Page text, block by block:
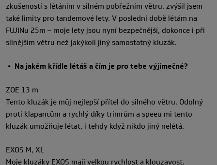
zkušeností s létáním v silném pobřežním větru, zvýšil jsem
také limity pro tandemové lety. V poslední době létám na
FUJINu 25m – moje lety jsou nyní bezpečnější, dokonce i při
silnějším větru než jakýkoli jiný samostatný kluzák.
• Na jakém křídle létáš a čím je pro tebe výjimečné?
ZOE 13 m
Tento kluzák je můj nejlepší přítel do silného větru. Odolný
proti klapancům a rychlý díky trimrům a speeu mi tento
kluzák umožňuje létat, i tehdy když nikdo jiný nelétá.
EXOS M, XL
Moje kluzáky EXOS mají velkou rychlost a klouzavost.